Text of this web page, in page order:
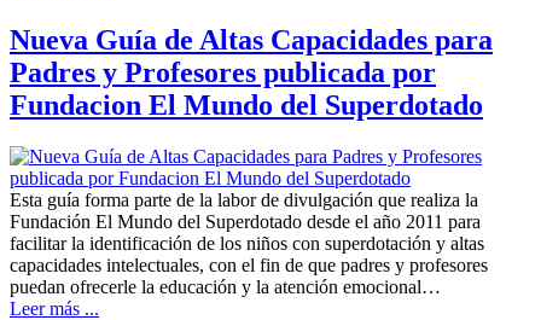
Nueva Guía de Altas Capacidades para
Padres y Profesores publicada por
Fundacion El Mundo del Superdotado
Esta guía forma parte de la labor de divulgación que realiza la
Fundación El Mundo del Superdotado desde el año 2011 para
facilitar la identificación de los niños con superdotación y altas
capacidades intelectuales, con el fin de que padres y profesores
puedan ofrecerle la educación y la atención emocional…
Leer más ...